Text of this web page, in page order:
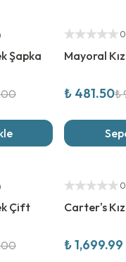
Şapka
Yetkili Satıcı
Mayoral
₺ 481.50₺
Çift
Carter's
₺ 1,699.99